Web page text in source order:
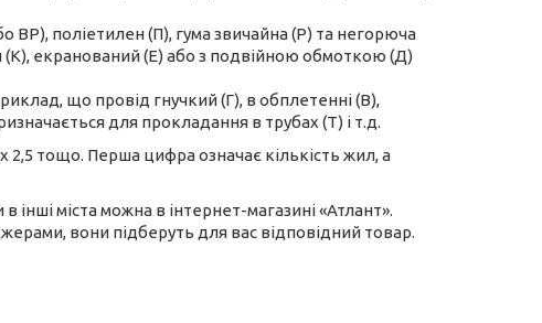
ВР), поліетилен (П), гума звичайна (Р) та негорюча
екранований (Е) або з подвійною обмоткою (Д)
що провід гнучкий (Г), в обплетенні (В),
для прокладання в трубах (Т) і т.д.
2,5 тощо. Перша цифра означає кількість жил, а
міста можна в інтернет-магазині «Атлант».
вони підберуть для вас відповідний товар.